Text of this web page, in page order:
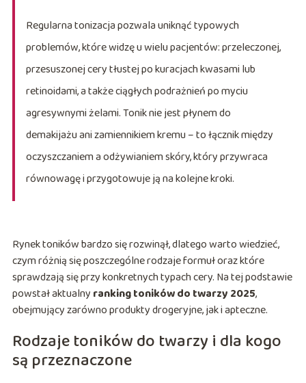
Regularna tonizacja pozwala uniknąć typowych
problemów, które widzę u wielu pacjentów: przeleczonej,
przesuszonej cery tłustej po kuracjach kwasami lub
retinoidami, a także ciągłych podrażnień po myciu
agresywnymi żelami. Tonik nie jest płynem do
demakijażu ani zamiennikiem kremu – to łącznik między
oczyszczaniem a odżywianiem skóry, który przywraca
równowagę i przygotowuje ją na kolejne kroki.
Rynek toników bardzo się rozwinął, dlatego warto wiedzieć,
czym różnią się poszczególne rodzaje formuł oraz które
sprawdzają się przy konkretnych typach cery. Na tej podstawie
powstał aktualny ranking toników do twarzy 2025,
obejmujący zarówno produkty drogeryjne, jak i apteczne.
Rodzaje toników do twarzy i dla kogo
są przeznaczone